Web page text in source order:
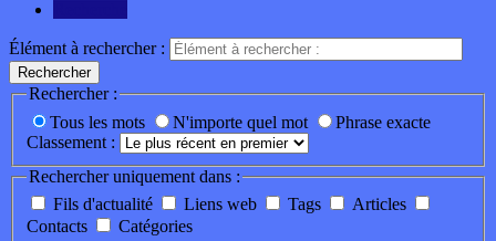
Élément à rechercher :
Rechercher
Rechercher :
Tous les mots
N'importe quel mot
Phrase exacte
Classement :
Rechercher uniquement dans :
Fils d'actualité
Liens web Tags
Articles
Contacts
Catégories